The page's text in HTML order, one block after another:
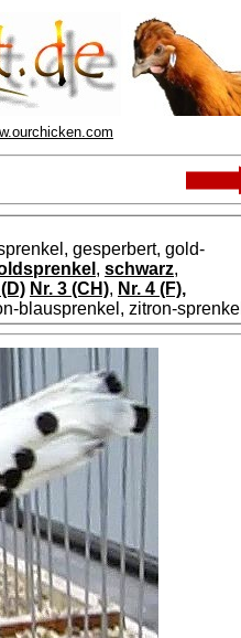
gesperbert, gold-
, schwarz,
Nr. 3 (CH), Nr. 4 (F),
blausprenkel, zitron-sprenkel